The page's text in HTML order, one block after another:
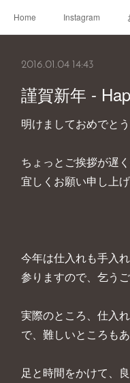
Home Instagram
2016.01.04 14:43
謹賀新年 -
明けましておめでとう
ちょっとご挨拶が遅
宜しくお願い申し上げ
今年は仕入れも手入
参りますので、乞うご
実際のところ、仕入
で、難しいところもあ
足と時間をかけて、